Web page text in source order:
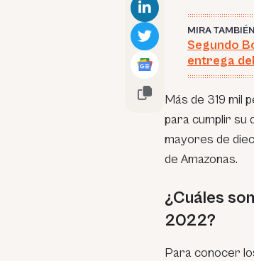
MIRA
Segundo
entrega
Más de 319 mil
para cumplir su
mayores de
de Amazonas.
¿Cuáles
2022?
Para conocer